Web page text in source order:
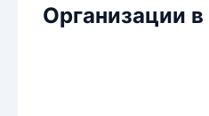
Организации